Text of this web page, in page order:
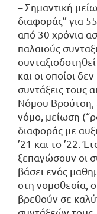
– Σημαντική
διαφοράς” για
από 30 χρόνια
παλαιούς
και οι οποίοι
συντάξεις τους
Νόμου Βρούτση,
νόμο, μείωση
διαφοράς με
’21 και το ’22.
ξεπαγώσουν οι
βάσει ενός
στη νομοθεσία,
βρεθούν σε